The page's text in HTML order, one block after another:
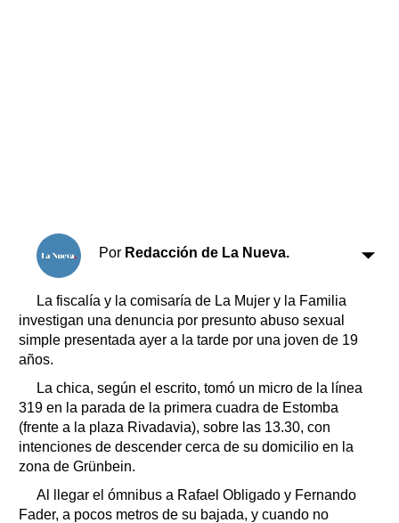
Por Redacción de La Nueva.
La fiscalía y la comisaría de La Mujer y la Familia
investigan una denuncia por presunto abuso sexual
simple presentada ayer a la tarde por una joven de 19
años.
La chica, según el escrito, tomó un micro de la línea
319 en la parada de la primera cuadra de Estomba
(frente a la plaza Rivadavia), sobre las 13.30, con
intenciones de descender cerca de su domicilio en la
zona de Grünbein.
Al llegar el ómnibus a Rafael Obligado y Fernando
Fader, a pocos metros de su bajada, y cuando no